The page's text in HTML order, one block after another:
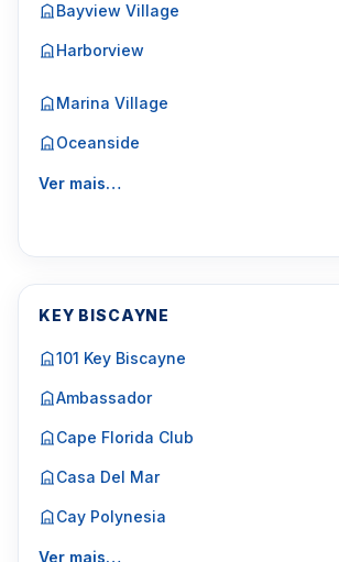
Bayview Village
Harborview
Marina Village
Oceanside
Ver mais…
KEY BISCAYNE
101 Key Biscayne
Ambassador
Cape Florida Club
Casa Del Mar
Cay Polynesia
Ver mais…